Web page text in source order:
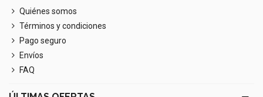
Quiénes somos
Términos y condiciones
Pago seguro
Envíos
FAQ